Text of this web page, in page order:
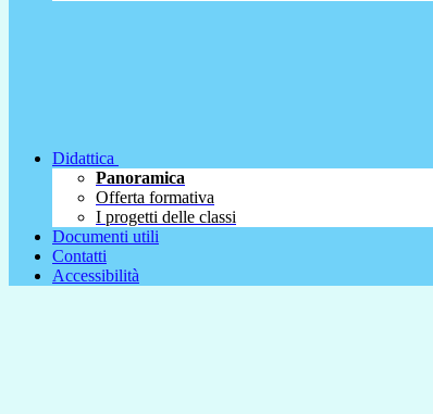
Didattica
Panoramica
Offerta formativa
I progetti delle classi
Documenti utili
Contatti
Accessibilità